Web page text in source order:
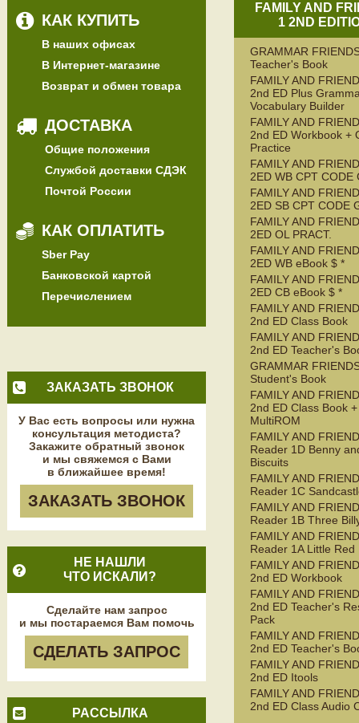
КАК КУПИТЬ
В наших офисах
В Интернет-магазине
Возврат и обмен товара
ДОСТАВКА
Общие положения
Службой доставки СДЭК
Почтой России
КАК ОПЛАТИТЬ
Sber Pay
Банковской картой
Перечислением
ЗАКАЗАТЬ ЗВОНОК
У Вас есть вопросы или нужна
консультация методиста?
Закажите обратный звонок
и мы свяжемся с Вами
в ближайшее время!
ЗАКАЗАТЬ ЗВОНОК
НЕ НАШЛИ
ЧТО ИСКАЛИ?
Сделайте нам запрос
и мы постараемся Вам помочь
СДЕЛАТЬ ЗАПРОС
РАССЫЛКА
FAMILY AND
1 2ND
GRAMMAR
Teacher's Book
FAMILY AND
2nd ED Plus
Vocabulary Builder
FAMILY AND
2nd ED Workbook +
Practice
FAMILY AND
2ED WB CPT CODE
FAMILY AND
2ED SB CPT CODE
FAMILY AND
2ED OL PRACT.
FAMILY AND
2ED WB eBook $ *
FAMILY AND
2ED CB eBook $ *
FAMILY AND
2nd ED Class Book
FAMILY AND
2nd ED Teacher's
GRAMMAR
Student's Book
FAMILY AND
2nd ED Class Book +
MultiROM
FAMILY AND
Reader 1D Benny
Biscuits
FAMILY AND
Reader 1C
FAMILY AND
Reader 1B Three
FAMILY AND
Reader 1A Little Red
FAMILY AND
2nd ED Workbook
FAMILY AND
2nd ED Teacher's
Pack
FAMILY AND
2nd ED Teacher's
FAMILY AND
2nd ED Itools
FAMILY AND
2nd ED Class Audio